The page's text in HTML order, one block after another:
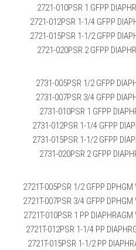
2721-010PSR 1 GFPP
2721-012PSR 1-1/4 GFPP
2721-015PSR 1-1/2 GFPP
2721-020PSR 2 GFPP
2731-005PSR 1/2 GFPP
2731-007PSR 3/4 GFPP
2731-010PSR 1 GFPP
2731-012PSR 1-1/4 GFPP
2731-015PSR 1-1/2 GFPP
2731-020PSR 2 GFPP
2721T-005PSR 1/2 GFPP
2721T-007PSR 3/4 GFPP
2721T-010PSR 1 PP
2721T-012PSR 1-1/4 PP
2721T-015PSR 1-1/2 PP